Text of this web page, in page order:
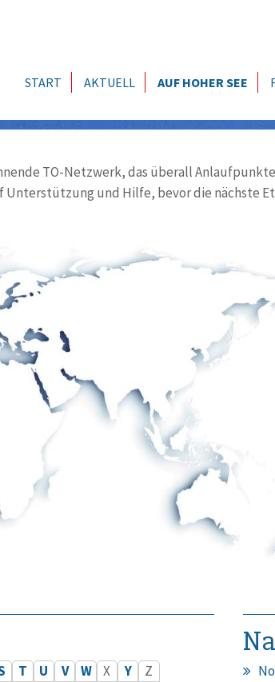
START AKTUELL AUF HOHER SEE
TO-Netzwerk, das überall
Unterstützung und Hilfe, bevor die nächste
T U V W X Y Z